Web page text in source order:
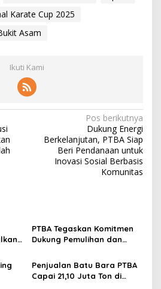
Karate Cup 2025
Asam
Ikuti Kami
Pos berikutnya
Dukung Energi
Berkelanjutan, PTBA Siap
Beri Pendanaan untuk
Inovasi Sosial Berbasis
Komunitas
PTBA Tegaskan Komitmen
Dukung Pemulihan dan
Sungai
Penjualan Batu Bara PTBA
Capai 21,10 Juta Ton di